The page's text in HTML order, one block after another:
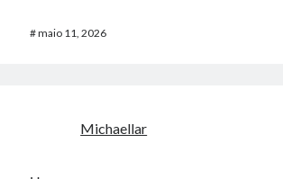
#maio 11, 2026
Michaellar